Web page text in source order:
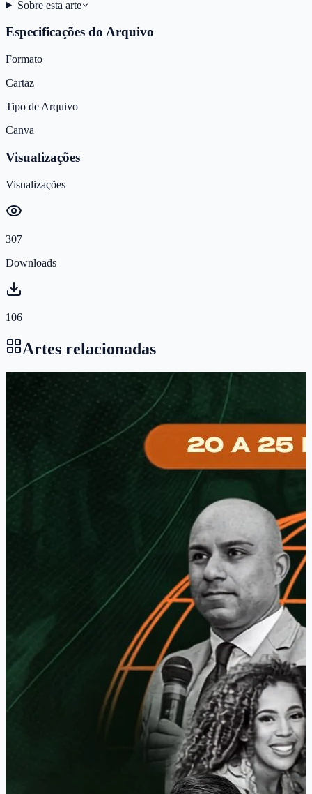
Sobre esta arte
Especificações do Arquivo
Formato
Cartaz
Tipo de Arquivo
Canva
Visualizações
Visualizações
307
Downloads
106
Artes relacionadas